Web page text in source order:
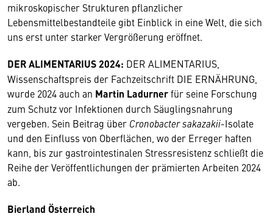
mikroskopischer Strukturen pflanzlicher
Lebensmittelbestandteile gibt Einblick in eine Welt, die sich
uns erst unter starker Vergrößerung eröffnet.
DER ALIMENTARIUS 2024: DER ALIMENTARIUS,
Wissenschaftspreis der Fachzeitschrift DIE ERNÄHRUNG,
wurde 2024 auch an Martin Ladurnerfür seine Forschung
zum Schutz vor Infektionen durch Säuglingsnahrung
vergeben. Sein Beitrag über Cronobacter sakazakii-Isolate
und den Einfluss von Oberflächen, wo der Erreger haften
kann, bis zur gastrointestinalen Stressresistenz schließt die
Reihe der Veröffentlichungen der prämierten Arbeiten 2024
ab.
Bierland Österreich